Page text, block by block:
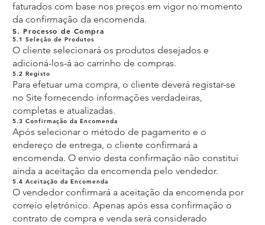
faturados com base nos preços em vigor no momento
da confirmação da encomenda.
5. Processo de Compra
5.1 Seleção de Produtos
O cliente selecionará os produtos desejados e
adicioná-los-á ao carrinho de compras.
5.2 Registo
Para efetuar uma compra, o cliente deverá registar-se
no Site fornecendo informações verdadeiras,
completas e atualizadas.
5.3 Confirmação da Encomenda
Após selecionar o método de pagamento e o
endereço de entrega, o cliente confirmará a
encomenda. O envio desta confirmação não constitui
ainda a aceitação da encomenda pelo vendedor.
5.4 Aceitação da Encomenda
O vendedor confirmará a aceitação da encomenda por
correio eletrónico. Apenas após essa confirmação o
contrato de compra e venda será considerado